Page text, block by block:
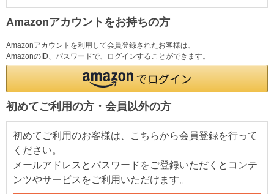
Amazonアカウントをお持ちの方
Amazonアカウントを利用して会員登録されたお客様は、
AmazonのID、パスワードで、ログインすることができます。
初めてご利用の方・会員以外の方
初めてご利用のお客様は、こちらから会員登録を行って
ください。
メールアドレスとパスワードをご登録いただくとコンテ
ンツやサービスをご利用いただけます。